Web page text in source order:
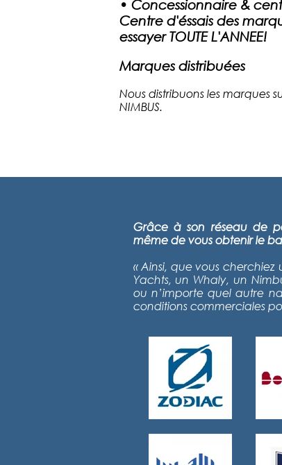
• Concessionnaire &
Centre d'éssais des
essayer TOUTE L'ANNEE!
Marques distribuées
Nous distribuons les marques
NIMBUS.
Grâce à son réseau de
même de vous obtenir le
« Ainsi, que vous
Yachts, un Whaly, un
ou n’importe quel autre
conditions commerciales